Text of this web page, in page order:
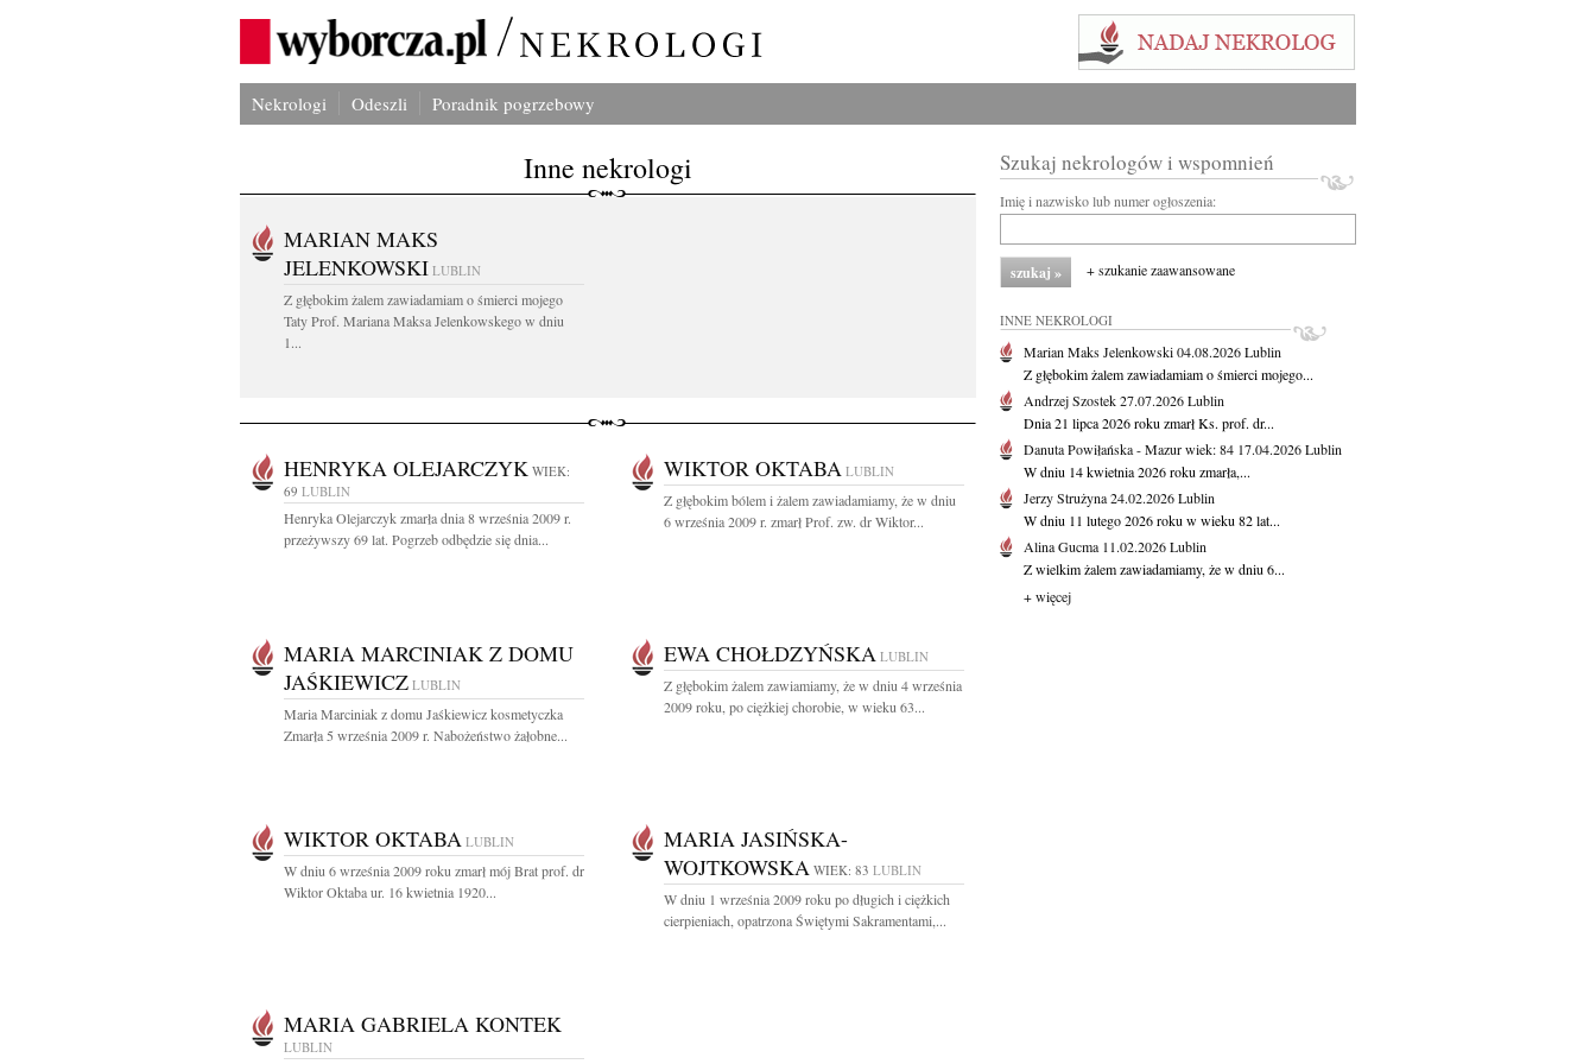
Nekrologi Odeszli Poradnik pogrzebowy
Inne nekrologi
MARIAN MAKS
JELENKOWSKI LUBLIN
Z głębokim żalem zawiadamiam o śmierci mojego
Taty Prof. Mariana Maksa Jelenkowskego w dniu
1...
HENRYKA OLEJARCZYK WIEK:
69 LUBLIN
Henryka Olejarczyk zmarła dnia 8 września 2009 r.
przeżywszy 69 lat. Pogrzeb odbędzie się dnia...
WIKTOR OKTABA LUBLIN
Z głębokim bólem i żalem zawiadamiamy, że w dniu
6 września 2009 r. zmarł Prof. zw. dr Wiktor...
MARIA MARCINIAK Z DOMU
JAŚKIEWICZ LUBLIN
Maria Marciniak z domu Jaśkiewicz kosmetyczka
Zmarła 5 września 2009 r. Nabożeństwo żałobne...
EWA CHOŁDZYŃSKA LUBLIN
Z głębokim żalem zawiamiamy, że w dniu 4 września
2009 roku, po ciężkiej chorobie, w wieku 63...
WIKTOR OKTABA LUBLIN
W dniu 6 września 2009 roku zmarł mój Brat prof. dr
Wiktor Oktaba ur. 16 kwietnia 1920...
MARIA JASIŃSKA-
WOJTKOWSKA WIEK: 83 LUBLIN
W dniu 1 września 2009 roku po długich i ciężkich
cierpieniach, opatrzona Świętymi Sakramentami,...
MARIA GABRIELA KONTEK
LUBLIN
Szukaj nekrologów i wspomnień
Imię i nazwisko lub numer ogłoszenia:
+ szukanie zaawansowane
INNE NEKROLOGI
Marian Maks Jelenkowski04.08.2026Lublin
Z głębokim żalem zawiadamiam o śmierci mojego...
Andrzej Szostek27.07.2026Lublin
Dnia 21 lipca 2026 roku zmarł Ks. prof. dr...
Danuta Powiłańska - Mazurwiek: 84 17.04.2026Lublin
W dniu 14 kwietnia 2026 roku zmarła,...
Jerzy Strużyna24.02.2026Lublin
W dniu 11 lutego 2026 roku w wieku 82 lat...
Alina Gucma 11.02.2026Lublin
Z wielkim żalem zawiadamiamy, że w dniu 6...
+ więcej